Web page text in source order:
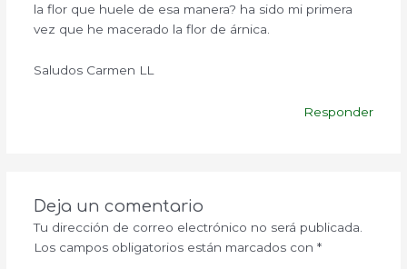
la flor que huele de esa manera? ha sido mi primera
vez que he macerado la flor de árnica.
Saludos Carmen LL
Responder
Deja un comentario
Tu dirección de correo electrónico no será publicada.
Los campos obligatorios están marcados con *